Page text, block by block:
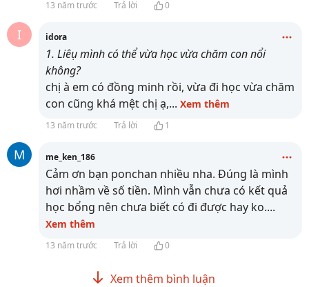
13 năm trước Trả lời 0
I idora
1. Liêụ mình có thể vừa học vừa chăm con nổi
không?
chị à em có đồng minh rồi, vừa đi học vừa chăm
con cũng khá mệt chị ạ,... Xem thêm
13 năm trước Trả lời 1
M me_ken_186
Cảm ơn bạn ponchan nhiều nha. Đúng là mình
hơi nhầm về số tiền. Mình vẫn chưa có kết quả
học bổng nên chưa biết có đi được hay ko....
Xem thêm
13 năm trước Trả lời 0
Xem thêm bình luận